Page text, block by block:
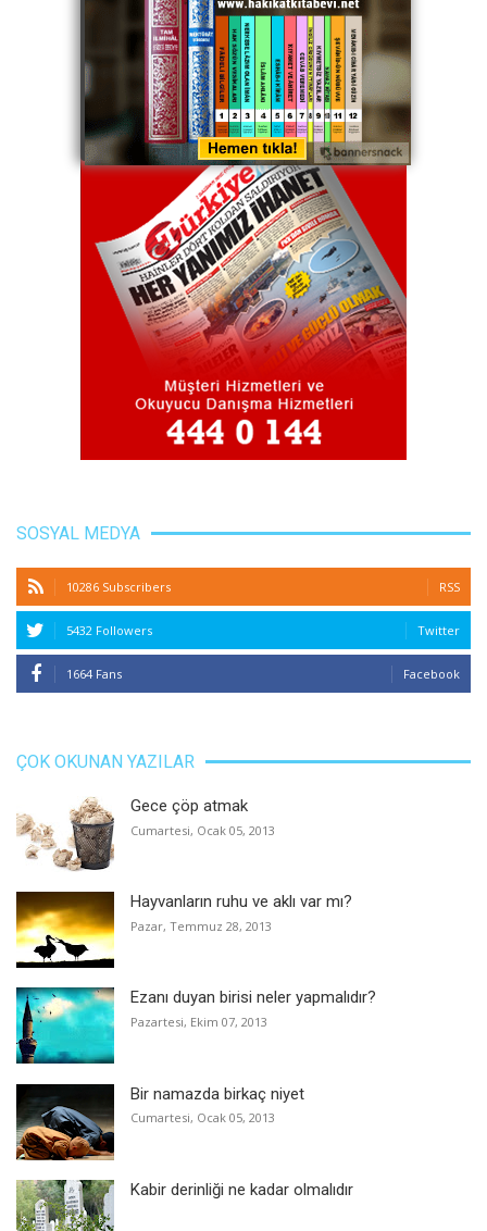
SOSYAL MEDYA
10286 Subscribers RSS
5432 Followers Twitter
1664 Fans Facebook
ÇOK OKUNAN YAZILAR
Gece çöp atmak
Cumartesi, Ocak 05, 2013
Hayvanların ruhu ve aklı var mı?
Pazar, Temmuz 28, 2013
Ezanı duyan birisi neler yapmalıdır?
Pazartesi, Ekim 07, 2013
Bir namazda birkaç niyet
Cumartesi, Ocak 05, 2013
Kabir derinliği ne kadar olmalıdır